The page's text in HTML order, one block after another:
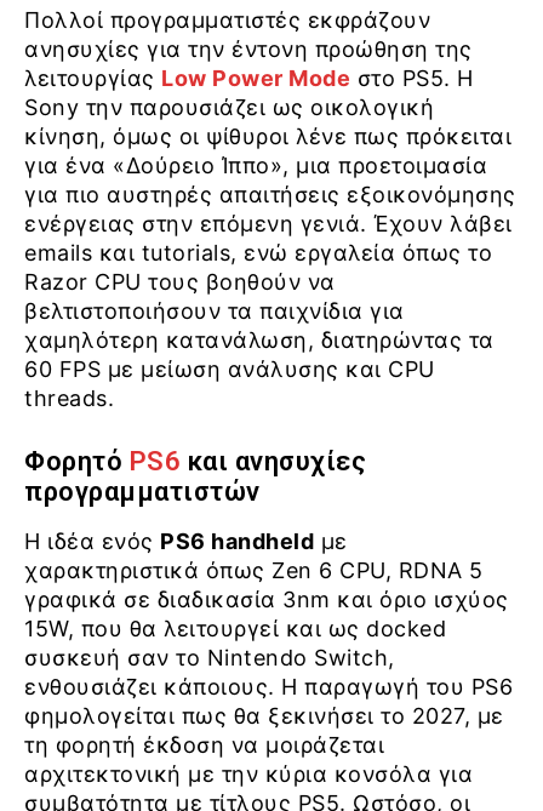
Πολλοί προγραμματιστές εκφράζουν
ανησυχίες για την έντονη προώθηση της
λειτουργίας Low Power Mode στο PS5. Η
Sony την παρουσιάζει ως οικολογική
κίνηση, όμως οι ψίθυροι λένε πως πρόκειται
για ένα «Δούρειο Ίππο», μια προετοιμασία
για πιο αυστηρές απαιτήσεις εξοικονόμησης
ενέργειας στην επόμενη γενιά. Έχουν λάβει
emails και tutorials, ενώ εργαλεία όπως το
Razor CPU τους βοηθούν να
βελτιστοποιήσουν τα παιχνίδια για
χαμηλότερη κατανάλωση, διατηρώντας τα
60 FPS με μείωση ανάλυσης και CPU
threads.
Φορητό PS6 και ανησυχίες
προγραμματιστών
Η ιδέα ενός PS6 handheld με
χαρακτηριστικά όπως Zen 6 CPU, RDNA 5
γραφικά σε διαδικασία 3nm και όριο ισχύος
15W, που θα λειτουργεί και ως docked
συσκευή σαν το Nintendo Switch,
ενθουσιάζει κάποιους. Η παραγωγή του PS6
φημολογείται πως θα ξεκινήσει το 2027, με
τη φορητή έκδοση να μοιράζεται
αρχιτεκτονική με την κύρια κονσόλα για
συμβατότητα με τίτλους PS5. Ωστόσο, οι